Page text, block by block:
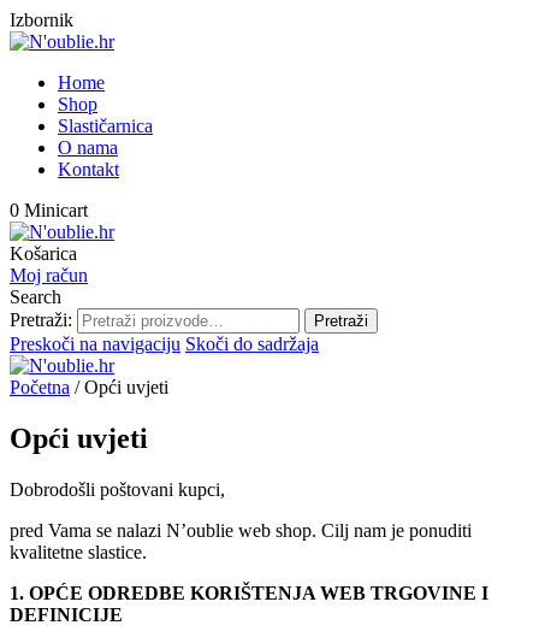
Izbornik
Home
Shop
Slastičarnica
O nama
Kontakt
0 Minicart
Košarica
Moj račun
Search
Pretraži:
Pretraži
Preskoči na navigaciju Skoči do sadržaja
Početna /Opći uvjeti
Opći uvjeti
Dobrodošli poštovani kupci,
pred Vama se nalazi N’oublie web shop. Cilj nam je ponuditi
kvalitetne slastice.
1. OPĆE ODREDBE KORIŠTENJA WEB TRGOVINE I
DEFINICIJE